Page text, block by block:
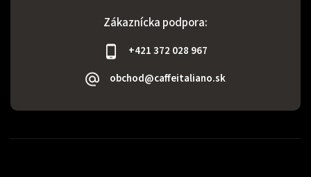
Zákaznícka podpora:
+421 372 028 967
obchod@caffeitaliano.sk